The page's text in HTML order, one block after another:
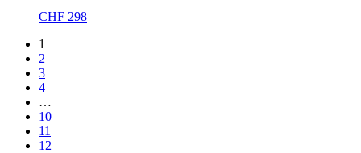
CHF 298
1
2
3
4
…
10
11
12